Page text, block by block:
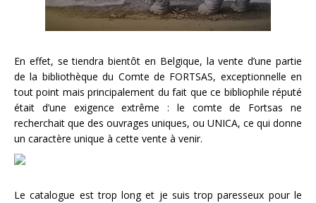
En effet, se tiendra bientôt en Belgique, la vente d’une partie
de la bibliothèque du Comte de FORTSAS, exceptionnelle en
tout point mais principalement du fait que ce bibliophile réputé
était d’une exigence extrême : le comte de Fortsas ne
recherchait que des ouvrages uniques, ou UNICA, ce qui donne
un caractère unique à cette vente à venir.
Le catalogue est trop long et je suis trop paresseux pour le